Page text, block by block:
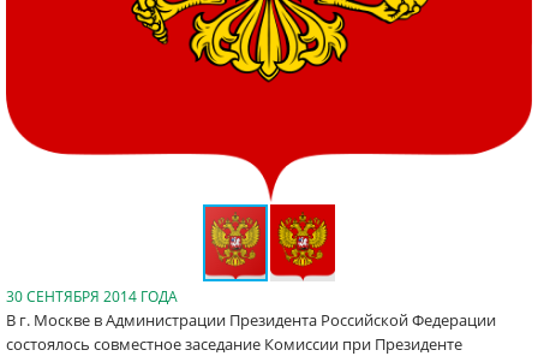
30 СЕНТЯБРЯ 2014 ГОДА
В г. Москве в Администрации Президента Российской Федерации
состоялось совместное заседание Комиссии при Президенте